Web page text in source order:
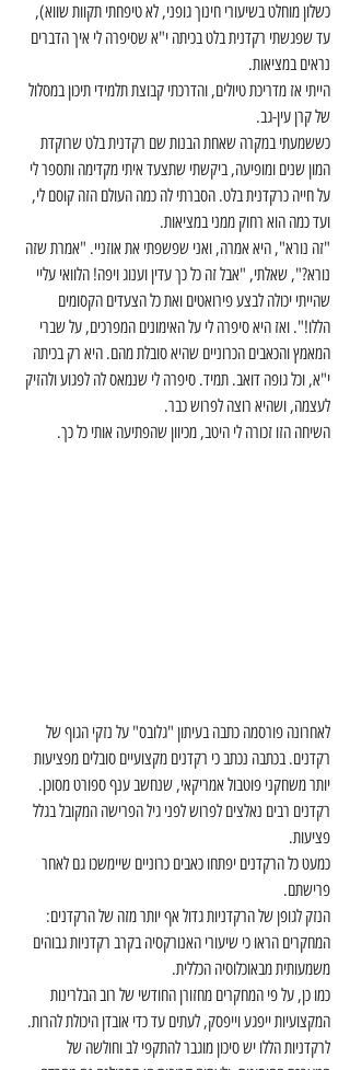
כשלון מוחלט בשיעורי חינוך גופני, לא טיפחתי תקוות שווא),
עד שפגשתי רקדנית בלט בכיתה י"א שסיפרה לי איך הדברים
נראים במציאות.
הייתי אז מדריכת טיולים, והדרכתי קבוצת תלמידי תיכון במסלול
של קרן עין-גב.
כששמעתי במקרה שאחת הבנות שם רקדנית בלט שרוקדת
המון שנים ומופיעה, ביקשתי שתצעד איתי מקדימה ותספר לי
על חייה כרקדנית בלט. הסברתי לה כמה העולם הזה קוסם לי,
ועד כמה הוא רחוק ממני במציאות.
"זה נורא", היא אמרה, ואני שפשפתי את אוזניי. "אמרת שזה
נורא?", שאלתי, "אבל זה כל כך עדין וענוג ויפה! הלוואי עליי
שהייתי יכולה לבצע פירואטים ואת כל הצעדים הקסומים
הללו!". ואז היא סיפרה לי על האימונים המפרכים, על שברי
המאמץ והכאבים הכרוניים שהיא סובלת מהם. היא רק בכיתה
י"א, וכל גופה דואב. תמיד. סיפרה לי שנמאס לה לפגוע ולהזיק
לעצמה, ושהיא רוצה לפרוש כבר.
השיחה הזו זכורה לי היטב, מכיוון שהפתיעה אותי כל כך.
לאחרונה פורסמה כתבה בעיתון "גלובס" על נזקי הגוף של
רקדנים. בכתבה נכתב כי רקדנים מקצועיים סובלים מפציעות
יותר משחקני פוטבול אמריקאי, שנחשב ענף ספורט מסוכן.
רקדנים רבים נאלצים לפרוש לפני גיל הפרישה המקובל בגלל
פציעות.
כמעט כל הרקדנים יפתחו כאבים כרוניים שיימשכו גם לאחר
פרישתם.
הנזק לגופן של הרקדניות גדול אף יותר מזה של הרקדנים:
המחקרים הראו כי שיעורי האנורקסיה בקרב רקדניות גבוהים
משמעותית מבאוכלוסיה הכללית.
כמו כן, על פי המחקרים מחזורן החודשי של רוב הבלרינות
המקצועיות ייפגע וייפסק, לעתים עד כדי אובדן היכולת להרות.
לרקדניות הללו יש סיכון מוגבר להתקפי לב וחולשה של